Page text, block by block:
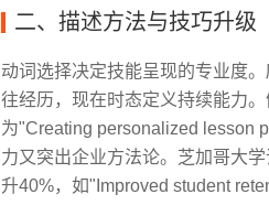
二、描述方法与技巧升级
动词选择决定技能呈现的专业度
往经历，现在时态定义持续能力
为"Creating personalized lesson
力又突出企业方法论。芝加哥大
升40%，如"Improved student